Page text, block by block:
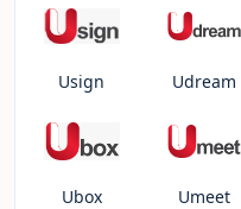
Usign Udream
Ubox Umeet